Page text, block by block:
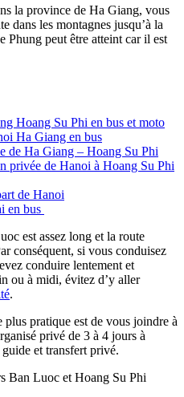
la province de Ha Giang, vous
dans les montagnes jusqu’à la
peut être atteint car il est
Hoang Su Phi en bus et moto
Ha Giang en bus
de Ha Giang – Hoang Su Phi
privée de Hanoi à Hoang Su Phi
de Hanoi
en bus
est assez long et la route
conséquent, si vous conduisez
conduire lentement et
ou à midi, évitez d’y aller
.
pratique est de vous joindre à
privé de 3 à 4 jours à
et transfert privé.
Ban Luoc et Hoang Su Phi